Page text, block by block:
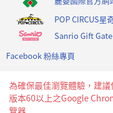
POP CIRCUS星
Sanrio Gift
Facebook 粉絲專頁
為確保最佳瀏覽體驗，建議
版本60以上之Google
覽器